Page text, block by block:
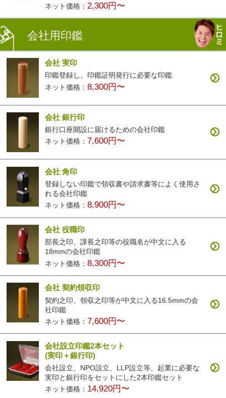
ネット価格： 2,300円〜
会社用印鑑
会社 実印
印鑑登録し、印鑑証明発行に必要な印鑑
ネット価格：8,300円〜
会社 銀行印
銀行口座開設に届けるための会社印鑑
ネット価格： 7,600円〜
会社 角印
登録しない印鑑で領収書や請求書等によく使用さ
れる会社印鑑
ネット価格：8,900円〜
会社 役職印
部長之印、課長之印等の役職名が中文に入る
18mmの会社印鑑
ネット価格：8,300円〜
会社 契約領収印
契約之印、領収之印等が中文に入る16.5mmの会
社印鑑
ネット価格： 7,600円〜
会社設立印鑑2本セット
(実印＋銀行印)
会社設立、NPO設立、LLP設立等、起業に必要な
実印と銀行印をセットにした2本印鑑セット
ネット価格： 14,920円〜